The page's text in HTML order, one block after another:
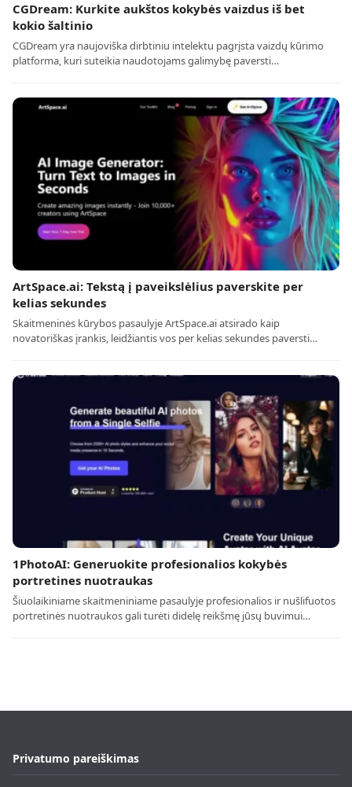
CGDream: Kurkite aukštos kokybės vaizdus iš bet
kokio šaltinio
CGDream yra naujoviška dirbtiniu intelektu pagrįsta vaizdų kūrimo
platforma, kuri suteikia naudotojams galimybę paversti…
ArtSpace.ai: Tekstą į paveikslėlius paverskite per
kelias sekundes
Skaitmeninės kūrybos pasaulyje ArtSpace.ai atsirado kaip
novatoriškas įrankis, leidžiantis vos per kelias sekundes paversti…
1PhotoAI: Generuokite profesionalios kokybės
portretines nuotraukas
Šiuolaikiniame skaitmeniniame pasaulyje profesionalios ir nušlifuotos
portretinės nuotraukos gali turėti didelę reikšmę jūsų buvimui…
Privatumo pareiškimas